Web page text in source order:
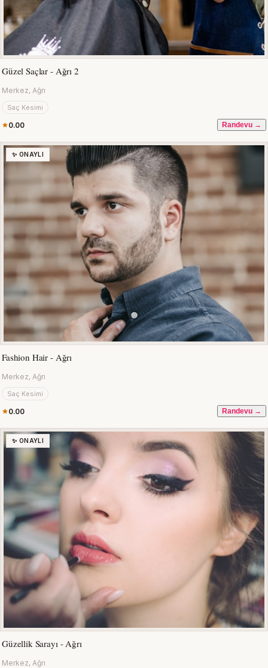
Güzel Saçlar - Ağrı 2
Merkez, Ağrı
Saç Kesimi
0.00 Randevu →
✨ ONAYLI
Fashion Hair - Ağrı
Merkez, Ağrı
Saç Kesimi
0.00 Randevu →
✨ ONAYLI
Güzellik Sarayı - Ağrı
Merkez, Ağrı